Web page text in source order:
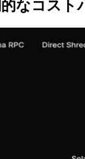
なコスト